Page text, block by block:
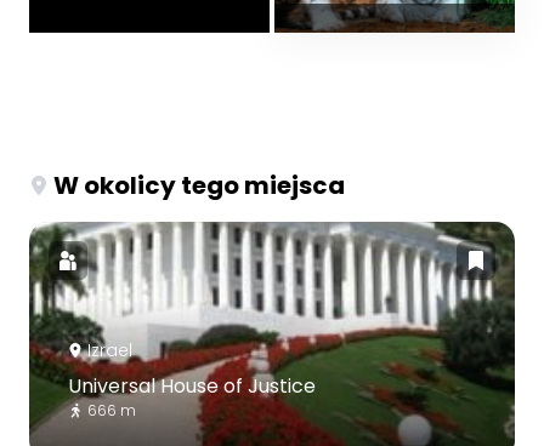
W okolicy tego miejsca
Izrael
Universal House of Justice
666 m